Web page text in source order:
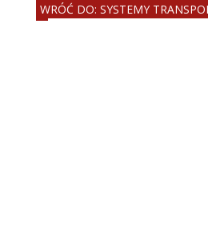
WRÓĆ DO: SYSTEMY